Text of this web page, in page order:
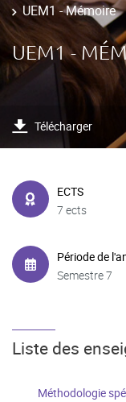
UEM1 - Mémoire
UEM1 -
Télécharger
ECTS
7 ects
Période de
Semestre 7
Liste des
Méthodologie